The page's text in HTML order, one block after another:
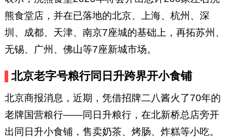
熊食堂店，并在已落地的北京、上海、杭州、深
圳、成都、天津、南京7座城的基础上，再拓苏州、
无锡、广州、佛山等7座新城市场。
北京老字号粮行同日升跨界开小食铺
北京商报消息，近期，凭借招牌二八酱火了70年的
老牌国营粮行——同日升粮行，在北新桥总店旁开
出同日升小食铺，售卖奶茶、烤肠、炸糕等小吃。